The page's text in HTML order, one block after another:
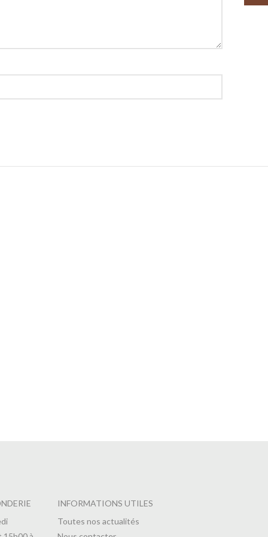
INFORMATIONS UTILES
Toutes nos actualités